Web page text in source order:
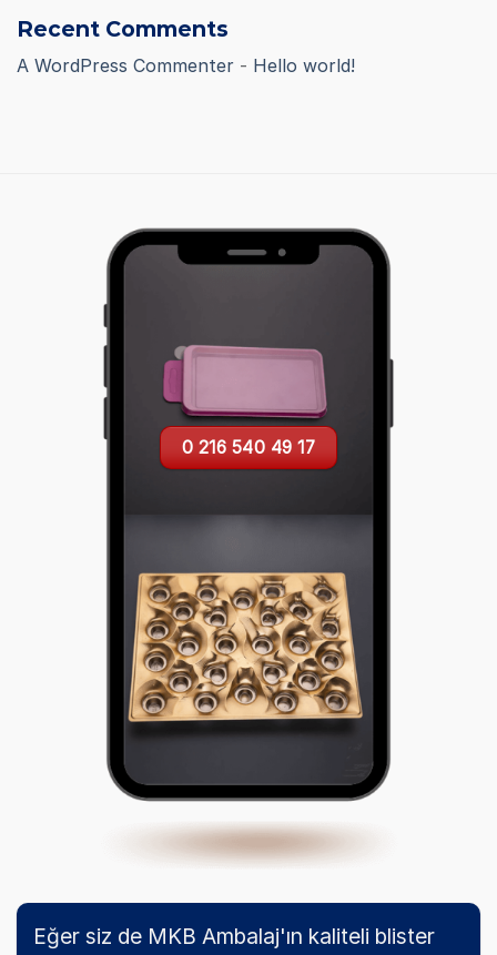
Recent Comments
A WordPress Commenter - Hello world!
0 216 540 49 17
Eğer siz de MKB Ambalaj'ın kaliteli blister